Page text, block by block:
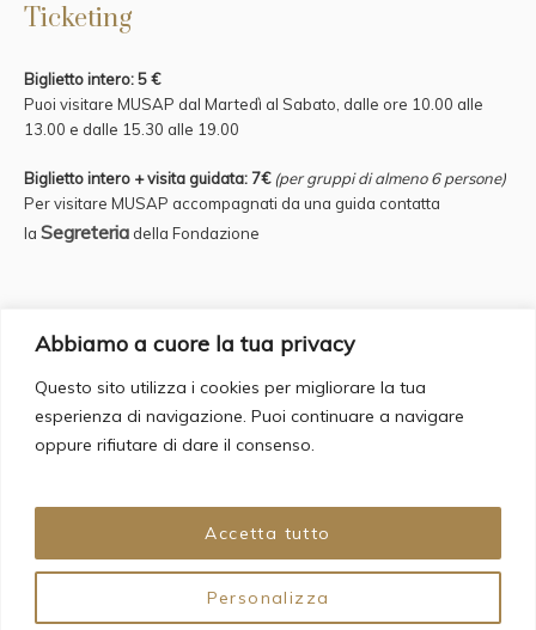
Abbiamo a cuore la tua privacy
Questo sito utilizza i cookies per migliorare la tua
esperienza di navigazione. Puoi continuare a navigare
oppure rifiutare di dare il consenso.
Personalizza
Accetta tutto
Ticketing
Biglietto intero: 5 €
Puoi visitare MUSAP dal Martedì al Sabato, dalle ore 10.00 alle
13.00 e dalle 15.30 alle 19.00
Biglietto intero + visita guidata: 7€ (per gruppi di almeno 6 persone)
Per visitare MUSAP accompagnati da una guida contatta
laSegreteria della Fondazione
Credits
Supervisor: Fulvio Iannucci Account Manager: Francesca Romana
Bergamo
Copywriting & Web Design: Daria Cecere